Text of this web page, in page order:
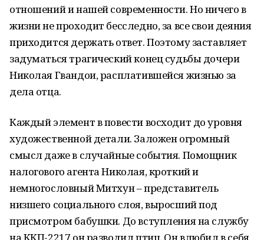
отношений и нашей современности. Но ничего в
жизни не проходит бесследно, за все свои деяния
приходится держать ответ. Поэтому заставляет
задуматься трагический конец судьбы дочери
Николая Гвандои, расплатившейся жизнью за
дела отца.
Каждый элемент в повести восходит до уровня
художественной детали. Заложен огромный
смысл даже в случайные события. Помощник
налогового агента Николая, кроткий и
немногословный Митхун – представитель
низшего социального слоя, выросший под
присмотром бабушки. До вступления на службу